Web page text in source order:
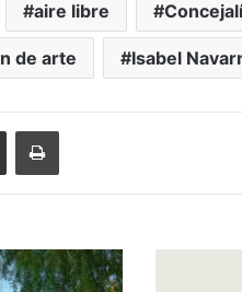
aire libre
de arte Isabel
Compartir por Mail Imprimir